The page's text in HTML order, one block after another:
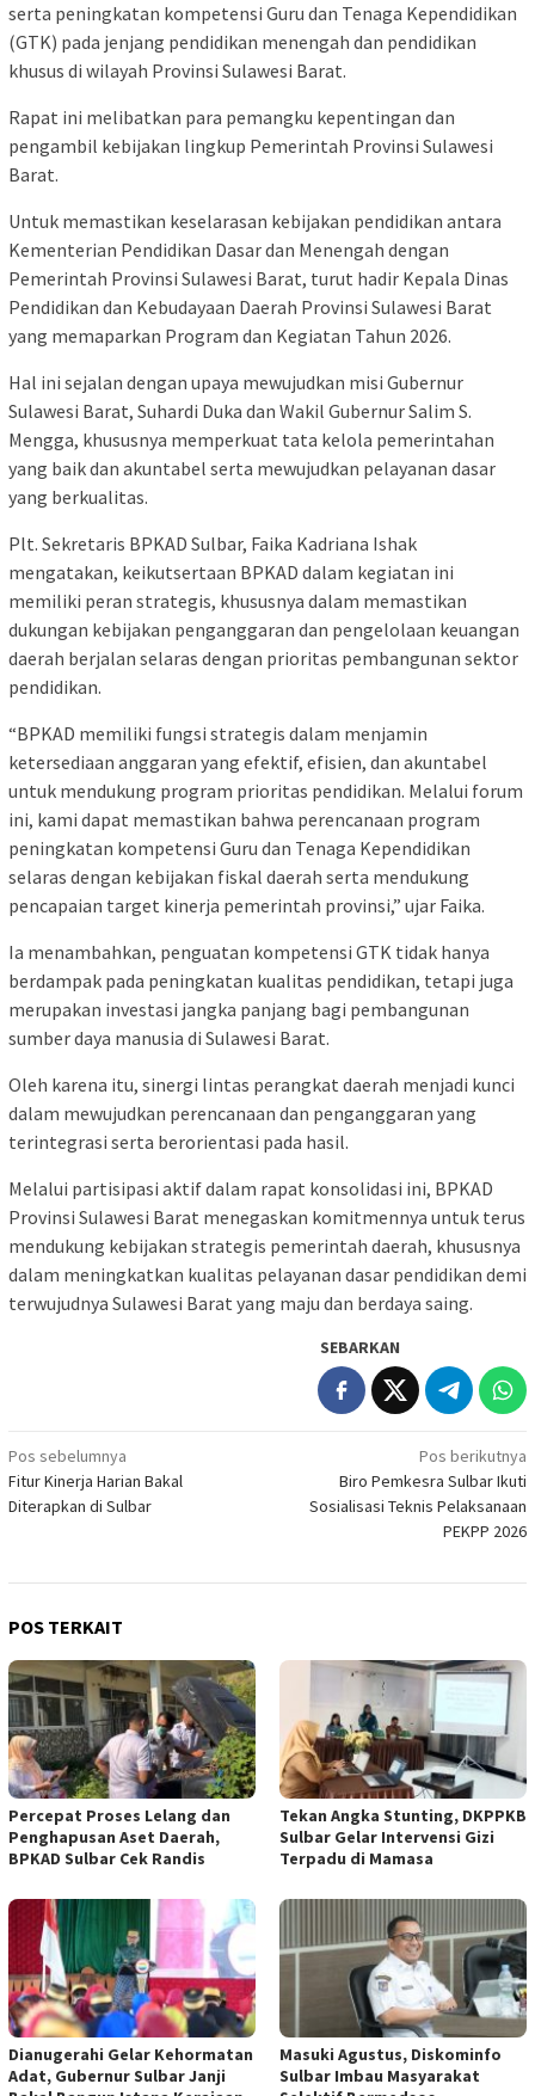
serta peningkatan kompetensi Guru dan Tenaga Kependidikan
(GTK) pada jenjang pendidikan menengah dan pendidikan
khusus di wilayah Provinsi Sulawesi Barat.
Rapat ini melibatkan para pemangku kepentingan dan
pengambil kebijakan lingkup Pemerintah Provinsi Sulawesi
Barat.
Untuk memastikan keselarasan kebijakan pendidikan antara
Kementerian Pendidikan Dasar dan Menengah dengan
Pemerintah Provinsi Sulawesi Barat, turut hadir Kepala Dinas
Pendidikan dan Kebudayaan Daerah Provinsi Sulawesi Barat
yang memaparkan Program dan Kegiatan Tahun 2026.
Hal ini sejalan dengan upaya mewujudkan misi Gubernur
Sulawesi Barat, Suhardi Duka dan Wakil Gubernur Salim S.
Mengga, khususnya memperkuat tata kelola pemerintahan
yang baik dan akuntabel serta mewujudkan pelayanan dasar
yang berkualitas.
Plt. Sekretaris BPKAD Sulbar, Faika Kadriana Ishak
mengatakan, keikutsertaan BPKAD dalam kegiatan ini
memiliki peran strategis, khususnya dalam memastikan
dukungan kebijakan penganggaran dan pengelolaan keuangan
daerah berjalan selaras dengan prioritas pembangunan sektor
pendidikan.
“BPKAD memiliki fungsi strategis dalam menjamin
ketersediaan anggaran yang efektif, efisien, dan akuntabel
untuk mendukung program prioritas pendidikan. Melalui forum
ini, kami dapat memastikan bahwa perencanaan program
peningkatan kompetensi Guru dan Tenaga Kependidikan
selaras dengan kebijakan fiskal daerah serta mendukung
pencapaian target kinerja pemerintah provinsi,” ujar Faika.
Ia menambahkan, penguatan kompetensi GTK tidak hanya
berdampak pada peningkatan kualitas pendidikan, tetapi juga
merupakan investasi jangka panjang bagi pembangunan
sumber daya manusia di Sulawesi Barat.
Oleh karena itu, sinergi lintas perangkat daerah menjadi kunci
dalam mewujudkan perencanaan dan penganggaran yang
terintegrasi serta berorientasi pada hasil.
Melalui partisipasi aktif dalam rapat konsolidasi ini, BPKAD
Provinsi Sulawesi Barat menegaskan komitmennya untuk terus
mendukung kebijakan strategis pemerintah daerah, khususnya
dalam meningkatkan kualitas pelayanan dasar pendidikan demi
terwujudnya Sulawesi Barat yang maju dan berdaya saing.
SEBARKAN
Navigasi
pos
Pos sebelumnya
Fitur Kinerja Harian Bakal
Diterapkan di Sulbar
Pos berikutnya
Biro Pemkesra Sulbar Ikuti
Sosialisasi Teknis Pelaksanaan
PEKPP 2026
POS TERKAIT
Percepat Proses Lelang dan
Penghapusan Aset Daerah,
BPKAD Sulbar Cek Randis
Tekan Angka Stunting, DKPPKB
Sulbar Gelar Intervensi Gizi
Terpadu di Mamasa
Dianugerahi Gelar Kehormatan
Adat, Gubernur Sulbar Janji
Masuki Agustus, Diskominfo
Sulbar Imbau Masyarakat